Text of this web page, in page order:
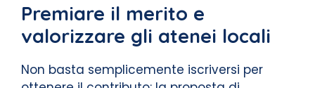
Premiare il merito e
valorizzare gli atenei locali
Non basta semplicemente iscriversi per